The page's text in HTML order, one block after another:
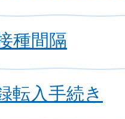
種間隔
転入手続き